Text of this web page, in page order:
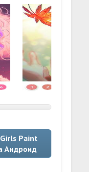
Paint
Андроид